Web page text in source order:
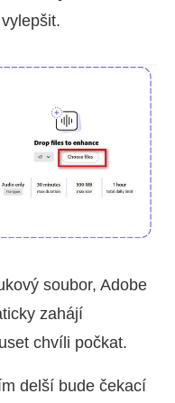
soubor, Adobe
zahájí
chvíli počkat.
delší bude čekací